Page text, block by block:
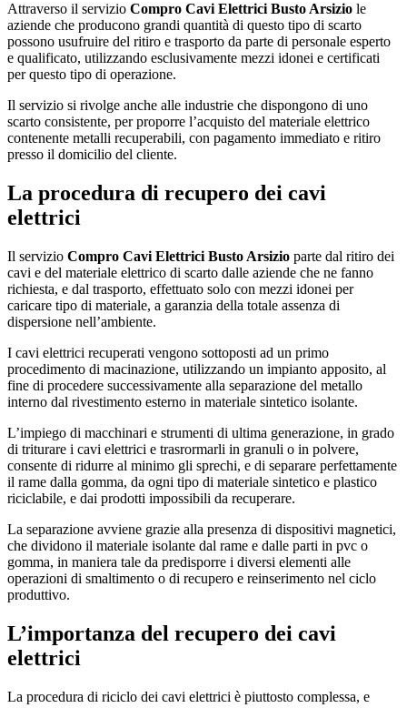
Attraverso il servizio Compro Cavi Elettrici Busto Arsizio le
aziende che producono grandi quantità di questo tipo di scarto
possono usufruire del ritiro e trasporto da parte di personale esperto
e qualificato, utilizzando esclusivamente mezzi idonei e certificati
per questo tipo di operazione.
Il servizio si rivolge anche alle industrie che dispongono di uno
scarto consistente, per proporre l’acquisto del materiale elettrico
contenente metalli recuperabili, con pagamento immediato e ritiro
presso il domicilio del cliente.
La procedura di recupero dei cavi
elettrici
Il servizio Compro Cavi Elettrici Busto Arsizio parte dal ritiro dei
cavi e del materiale elettrico di scarto dalle aziende che ne fanno
richiesta, e dal trasporto, effettuato solo con mezzi idonei per
caricare tipo di materiale, a garanzia della totale assenza di
dispersione nell’ambiente.
I cavi elettrici recuperati vengono sottoposti ad un primo
procedimento di macinazione, utilizzando un impianto apposito, al
fine di procedere successivamente alla separazione del metallo
interno dal rivestimento esterno in materiale sintetico isolante.
L’impiego di macchinari e strumenti di ultima generazione, in grado
di triturare i cavi elettrici e trasrormarli in granuli o in polvere,
consente di ridurre al minimo gli sprechi, e di separare perfettamente
il rame dalla gomma, da ogni tipo di materiale sintetico e plastico
riciclabile, e dai prodotti impossibili da recuperare.
La separazione avviene grazie alla presenza di dispositivi magnetici,
che dividono il materiale isolante dal rame e dalle parti in pvc o
gomma, in maniera tale da predisporre i diversi elementi alle
operazioni di smaltimento o di recupero e reinserimento nel ciclo
produttivo.
L’importanza del recupero dei cavi
elettrici
La procedura di riciclo dei cavi elettrici è piuttosto complessa, e